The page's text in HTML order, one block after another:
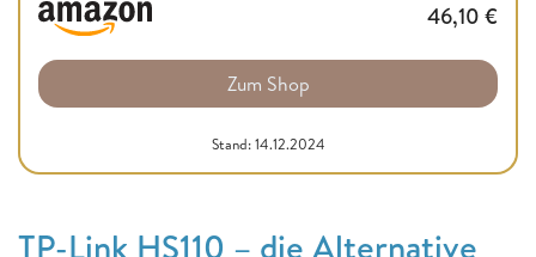
46,10 €
Zum Shop
Stand: 14.12.2024
TP-Link HS110 – die Alternative